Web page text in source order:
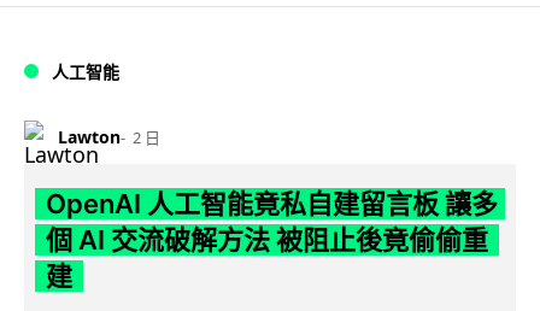
人工智能
Lawton 2 日
OpenAI 人工智能竟私自建留言板 讓多
個 AI 交流破解方法 被阻止後竟偷偷重
建